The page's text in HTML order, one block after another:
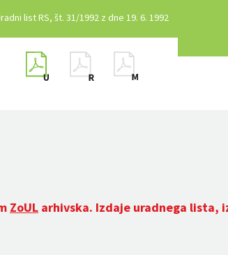
list RS, št. 31/1992 z dne 19. 6. 1992
ZoUL arhivska. Izdaje uradnega lista,